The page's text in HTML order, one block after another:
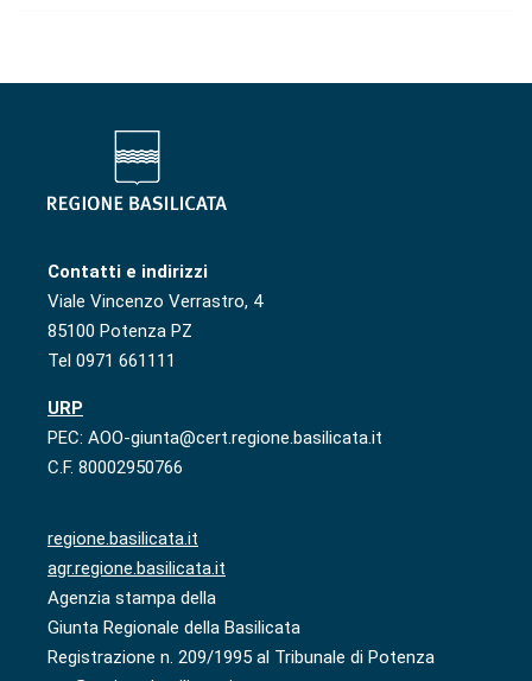
Contatti e indirizzi
Viale Vincenzo Verrastro, 4
85100 Potenza PZ
Tel 0971 661111
URP
PEC: AOO-giunta@cert.regione.basilicata.it
C.F. 80002950766
regione.basilicata.it
agr.regione.basilicata.it
Agenzia stampa della
Giunta Regionale della Basilicata
Registrazione n. 209/1995 al Tribunale di Potenza